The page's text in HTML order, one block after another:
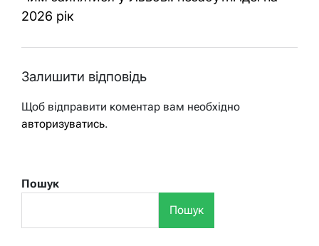
2026 рік
Залишити відповідь
Щоб відправити коментар вам необхідно
авторизуватись.
Пошук
Пошук